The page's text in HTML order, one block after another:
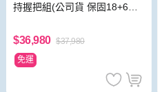
持握把組(公司貨 保固18+6個
$36,980 $37,980
免運